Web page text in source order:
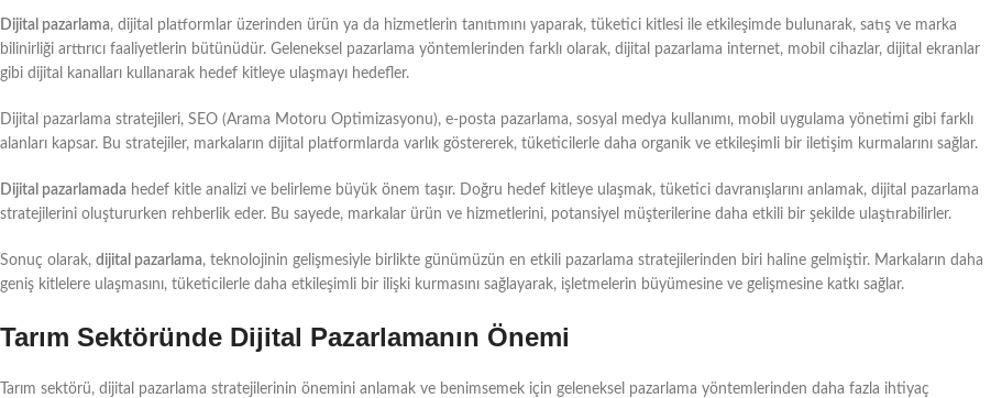
Dijital pazarlama, dijital platformlar üzerinden ürün ya da hizmetlerin tanıtımını yaparak, tüketici kitlesi ile etkileşimde bulunarak, satış ve marka
bilinirliği arttırıcı faaliyetlerin bütünüdür. Geleneksel pazarlama yöntemlerinden farklı olarak, dijital pazarlama internet, mobil cihazlar, dijital ekranlar
gibi dijital kanalları kullanarak hedef kitleye ulaşmayı hedefler.
Dijital pazarlama stratejileri, SEO (Arama Motoru Optimizasyonu), e-posta pazarlama, sosyal medya kullanımı, mobil uygulama yönetimi gibi farklı
alanları kapsar. Bu stratejiler, markaların dijital platformlarda varlık göstererek, tüketicilerle daha organik ve etkileşimli bir iletişim kurmalarını sağlar.
Dijital pazarlamada hedef kitle analizi ve belirleme büyük önem taşır. Doğru hedef kitleye ulaşmak, tüketici davranışlarını anlamak, dijital pazarlama
stratejilerini oluştururken rehberlik eder. Bu sayede, markalar ürün ve hizmetlerini, potansiyel müşterilerine daha etkili bir şekilde ulaştırabilirler.
Sonuç olarak, dijital pazarlama, teknolojinin gelişmesiyle birlikte günümüzün en etkili pazarlama stratejilerinden biri haline gelmiştir. Markaların daha
geniş kitlelere ulaşmasını, tüketicilerle daha etkileşimli bir ilişki kurmasını sağlayarak, işletmelerin büyümesine ve gelişmesine katkı sağlar.
Tarım Sektöründe Dijital Pazarlamanın Önemi
Tarım sektörü, dijital pazarlama stratejilerinin önemini anlamak ve benimsemek için geleneksel pazarlama yöntemlerinden daha fazla ihtiyaç